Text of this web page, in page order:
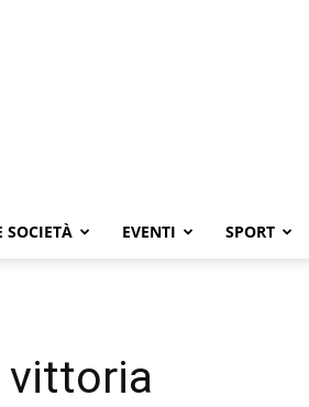
SOCIETÀ EVENTI SPORT
vittoria